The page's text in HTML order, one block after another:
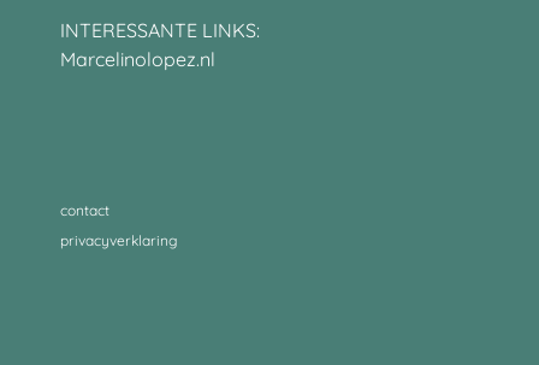
INTERESSANTE LINKS:
Marcelinolopez.nl
contact
privacyverklaring